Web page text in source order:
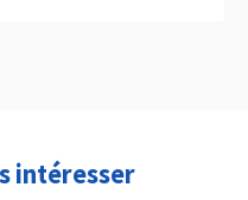
actuelle.
intéresser